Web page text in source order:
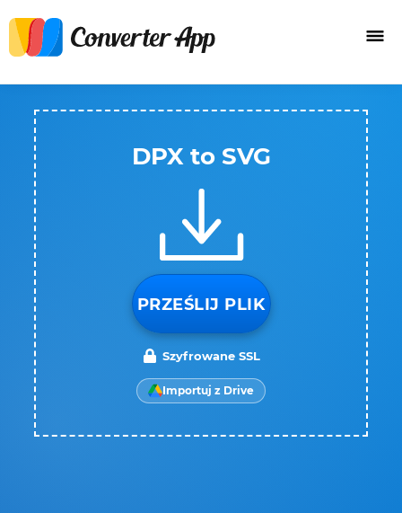
DPX to SVG
PRZEŚLIJ PLIK
Szyfrowane SSL
Importuj z Drive